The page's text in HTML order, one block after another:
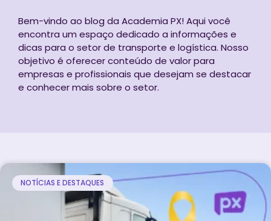
Bem-vindo ao blog da Academia PX! Aqui você
encontra um espaço dedicado a informações e
dicas para o setor de transporte e logística. Nosso
objetivo é oferecer conteúdo de valor para
empresas e profissionais que desejam se destacar
e conhecer mais sobre o setor.
NOTÍCIAS E DESTAQUES